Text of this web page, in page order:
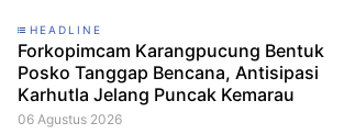
HEADLINE
Forkopimcam Karangpucung Bentuk
Posko Tanggap Bencana, Antisipasi
Karhutla Jelang Puncak Kemarau
06 Agustus 2026